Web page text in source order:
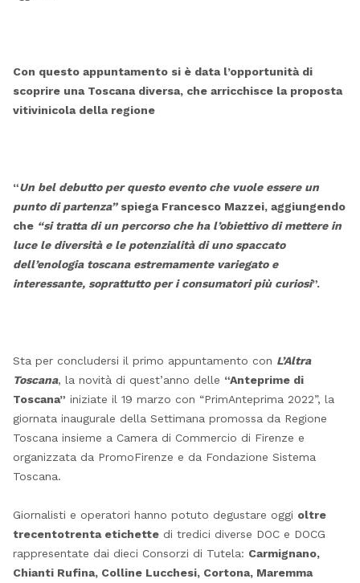
Con questo appuntamento si è data l’opportunità di
scoprire una Toscana diversa, che arricchisce la proposta
vitivinicola della regione
“Un bel debutto per questo evento che vuole essere un
punto di partenza” spiega Francesco Mazzei, aggiungendo
che “si tratta di un percorso che ha l’obiettivo di mettere in
luce le diversità e le potenzialità di uno spaccato
dell’enologia toscana estremamente variegato e
interessante, soprattutto per i consumatori più curiosi”.
Sta per concludersi il primo appuntamento con L’Altra
Toscana, la novità di quest’anno delle “Anteprime di
Toscana” iniziate il 19 marzo con “PrimAnteprima 2022”, la
giornata inaugurale della Settimana promossa da Regione
Toscana insieme a Camera di Commercio di Firenze e
organizzata da PromoFirenze e da Fondazione Sistema
Toscana.
Giornalisti e operatori hanno potuto degustare oggi oltre
trecentotrenta etichettedi tredici diverse DOC e DOCG
rappresentate dai dieci Consorzi di Tutela: Carmignano,
Chianti Rufina, Colline Lucchesi, Cortona, Maremma